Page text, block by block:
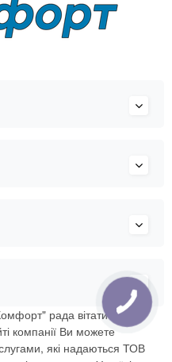
рада вітати Вас в
компанії Ви можете
які надаються ТОВ